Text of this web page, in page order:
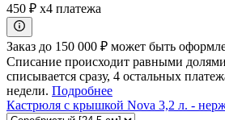
450 ₽ x4 платежа
Заказ до 150 000 ₽ может быть
Списание происходит равными
списывается сразу, 4 остальных
недели. Подробнее
Кастрюля с крышкой Nova 3,2 л. -